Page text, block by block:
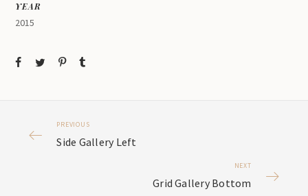
YEAR
2015
PREVIOUS
Side Gallery Left
NEXT
Grid Gallery Bottom